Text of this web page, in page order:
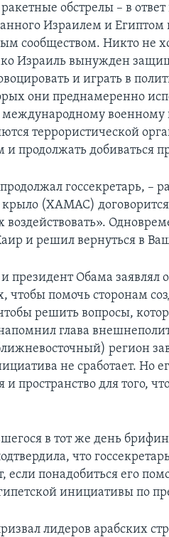
обстрелы – в
Израилем и
сообществом. Никто не
Израиль вынужден
и играть в
они преднамеренно
международному военному
террористической
продолжать добиваться
госсекретарь, –
крыло (ХАМАС)
воздействовать».
и решил вернуться в
президент Обама заявлял
чтобы помочь сторонам
решить вопросы,
глава
регион
не сработает. Но
пространство для того,
в тот же день
что
если понадобиться его
инициативы по
лидеров арабских